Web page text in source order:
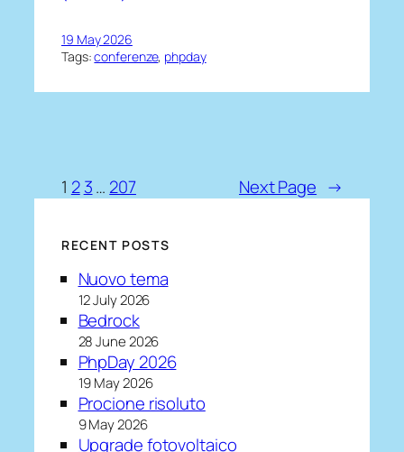
19 May 2026
Tags:conferenze, phpday
1 2 3… 207 Next Page →
RECENT POSTS
Nuovo tema
12 July 2026
Bedrock
28 June 2026
PhpDay 2026
19 May 2026
Procione risoluto
9 May 2026
Upgrade fotovoltaico